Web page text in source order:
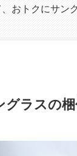
おトクにサン
ラスの